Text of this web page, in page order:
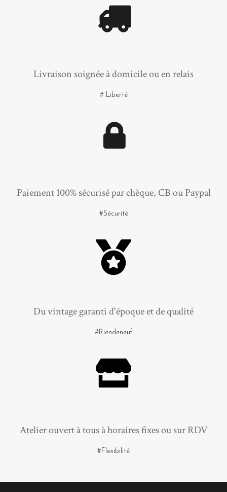
Livraison soignée à domicile ou en relais
# Liberté
Paiement 100% sécurisé par chèque, CB ou Paypal
#Sécurité
Du vintage garanti d'époque et de qualité
#Riendeneuf
Atelier ouvert à tous à horaires fixes ou sur RDV
#Flexibilité